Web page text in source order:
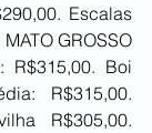
Escalas
GROSSO
R$315,00. Boi
R$315,00.
R$305,00.